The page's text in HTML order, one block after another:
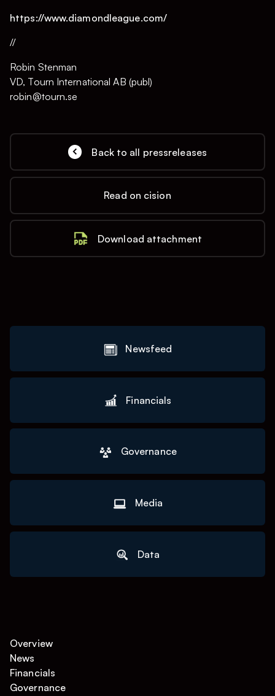
https://www.diamondleague.com/
//
Robin Stenman
VD, Tourn International AB (publ)
robin@tourn.se
Back to all pressreleases
Read on cision
Download attachment
Newsfeed
Financials
Governance
Media
Data
Overview
News
Financials
Governance